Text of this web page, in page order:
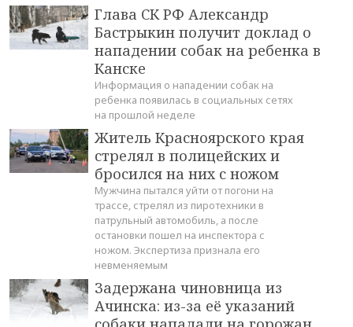
Глава СК РФ Александр
Бастрыкин получит доклад о
нападении собак на ребенка в
Канске
Информация о нападении собак на
ребенка появилась в социальных сетях
на прошлой неделе
Житель Красноярского края
стрелял в полицейских и
бросился на них с ножом
Мужчина пытался уйти от погони на
трассе, стрелял из пиротехники в
патрульный автомобиль, а после
остановки пошел на инспектора с
ножом. Экспертиза признала его
невменяемым
Задержана чиновница из
Ачинска: из-за её указаний